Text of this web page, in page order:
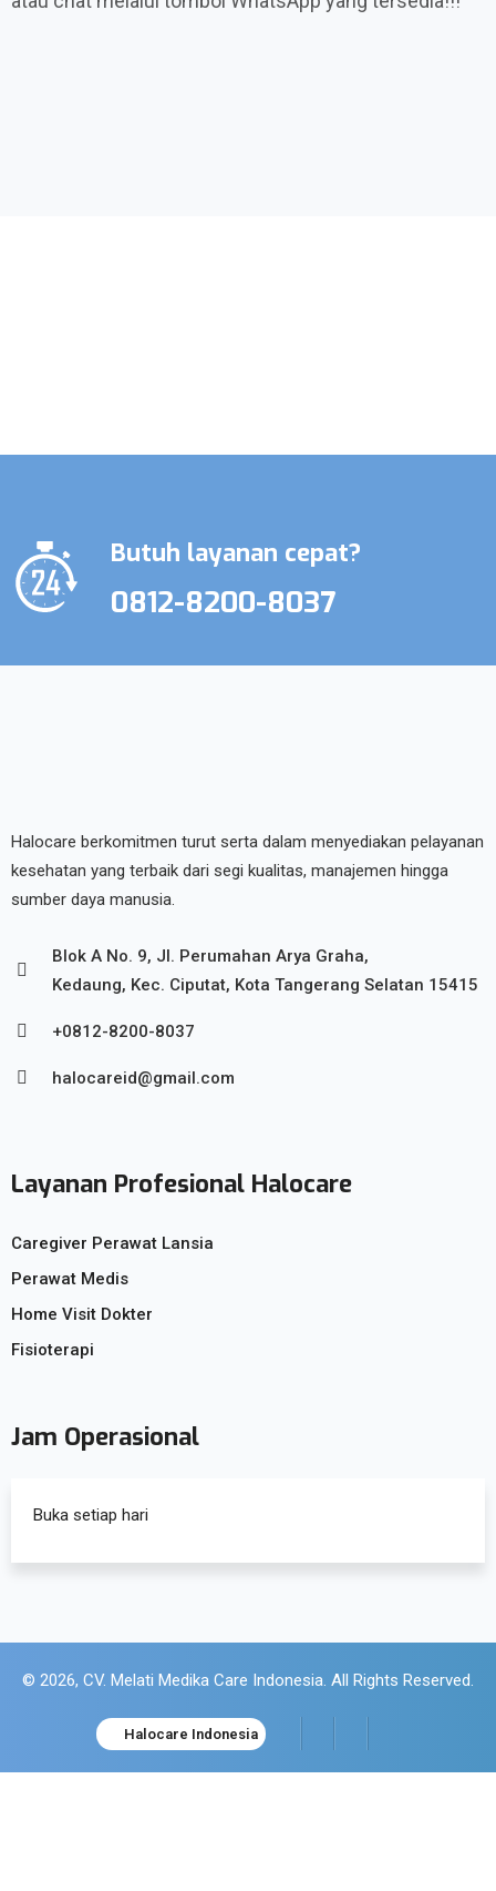
Butuh layanan cepat?
0812-8200-8037
Halocare berkomitmen turut serta dalam menyediakan pelayanan
kesehatan yang terbaik dari segi kualitas, manajemen hingga
sumber daya manusia.
Blok A No. 9, Jl. Perumahan Arya Graha,
Kedaung, Kec. Ciputat, Kota Tangerang Selatan 15415
+0812-8200-8037
halocareid@gmail.com
Layanan Profesional Halocare
Caregiver Perawat Lansia
Perawat Medis
Home Visit Dokter
Fisioterapi
Jam Operasional
Buka setiap hari
© 2026, CV. Melati Medika Care Indonesia. All Rights Reserved.
Halocare Indonesia